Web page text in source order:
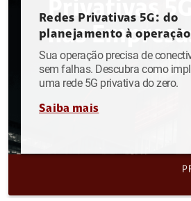
Redes Privativas 5G: do
planejamento à operação
Sua operação precisa de
sem falhas. Descubra como
uma rede 5G privativa do zero.
Saiba mais